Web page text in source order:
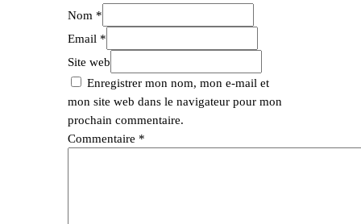
Nom *
Email *
Site web
Enregistrer mon nom, mon e-mail et
mon site web dans le navigateur pour mon
prochain commentaire.
Commentaire *